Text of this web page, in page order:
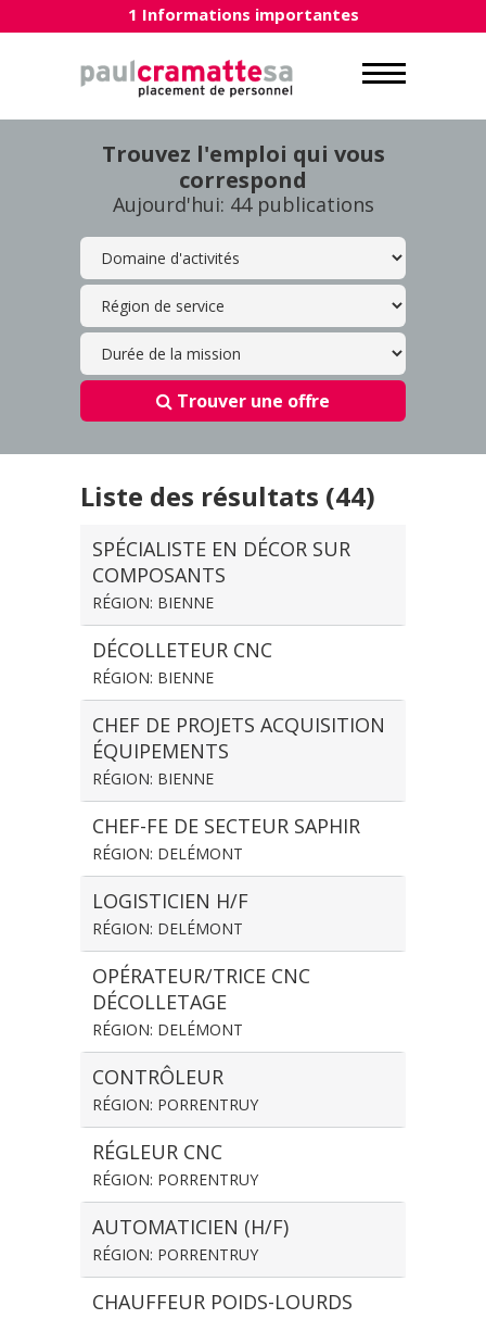
1 Informations importantes
Trouvez l'emploi qui vous
correspond
Aujourd'hui: 44 publications
Trouver une offre
Liste des résultats (44)
SPÉCIALISTE EN DÉCOR SUR
COMPOSANTS
RÉGION: BIENNE
DÉCOLLETEUR CNC
RÉGION: BIENNE
CHEF DE PROJETS ACQUISITION
ÉQUIPEMENTS
RÉGION: BIENNE
CHEF-FE DE SECTEUR SAPHIR
RÉGION: DELÉMONT
LOGISTICIEN H/F
RÉGION: DELÉMONT
OPÉRATEUR/TRICE CNC
DÉCOLLETAGE
RÉGION: DELÉMONT
CONTRÔLEUR
RÉGION: PORRENTRUY
RÉGLEUR CNC
RÉGION: PORRENTRUY
AUTOMATICIEN (H/F)
RÉGION: PORRENTRUY
CHAUFFEUR POIDS-LOURDS